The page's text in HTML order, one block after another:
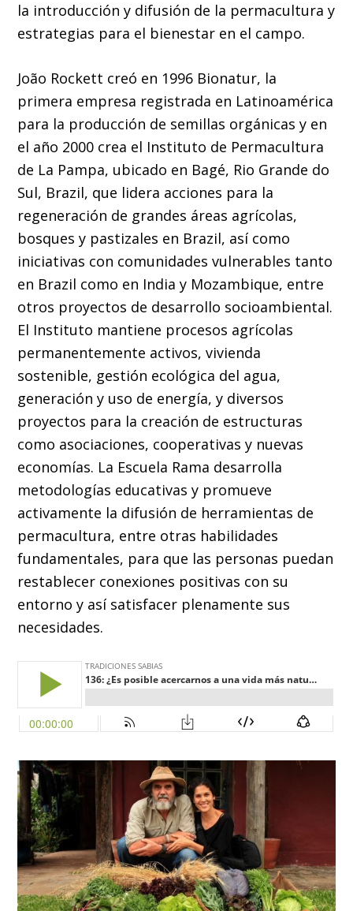
la introducción y difusión de la permacultura y
estrategias para el bienestar en el campo.
João Rockett creó en 1996 Bionatur, la
primera empresa registrada en Latinoamérica
para la producción de semillas orgánicas y en
el año 2000 crea el Instituto de Permacultura
de La Pampa, ubicado en Bagé, Rio Grande do
Sul, Brazil, que lidera acciones para la
regeneración de grandes áreas agrícolas,
bosques y pastizales en Brazil, así como
iniciativas con comunidades vulnerables tanto
en Brazil como en India y Mozambique, entre
otros proyectos de desarrollo socioambiental.
El Instituto mantiene procesos agrícolas
permanentemente activos, vivienda
sostenible, gestión ecológica del agua,
generación y uso de energía, y diversos
proyectos para la creación de estructuras
como asociaciones, cooperativas y nuevas
economías. La Escuela Rama desarrolla
metodologías educativas y promueve
activamente la difusión de herramientas de
permacultura, entre otras habilidades
fundamentales, para que las personas puedan
restablecer conexiones positivas con su
entorno y así satisfacer plenamente sus
necesidades.